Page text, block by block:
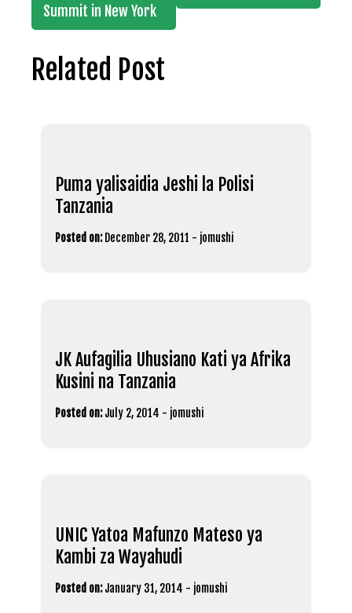
Summit in New York
Related Post
Puma yalisaidia Jeshi la Polisi
Tanzania
Posted on: December 28, 2011 - jomushi
JK Aufagilia Uhusiano Kati ya Afrika
Kusini na Tanzania
Posted on: July 2, 2014 - jomushi
UNIC Yatoa Mafunzo Mateso ya
Kambi za Wayahudi
Posted on: January 31, 2014 - jomushi